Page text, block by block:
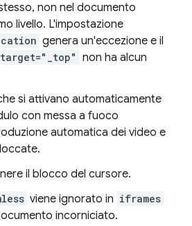
non nel documento
livello. L'impostazione
genera un'eccezione e il
target="_top" non ha alcun
si attivano automaticamente
con messa a fuoco
automatica dei video e
il blocco del cursore.
viene ignorato in iframes
incorniciato.